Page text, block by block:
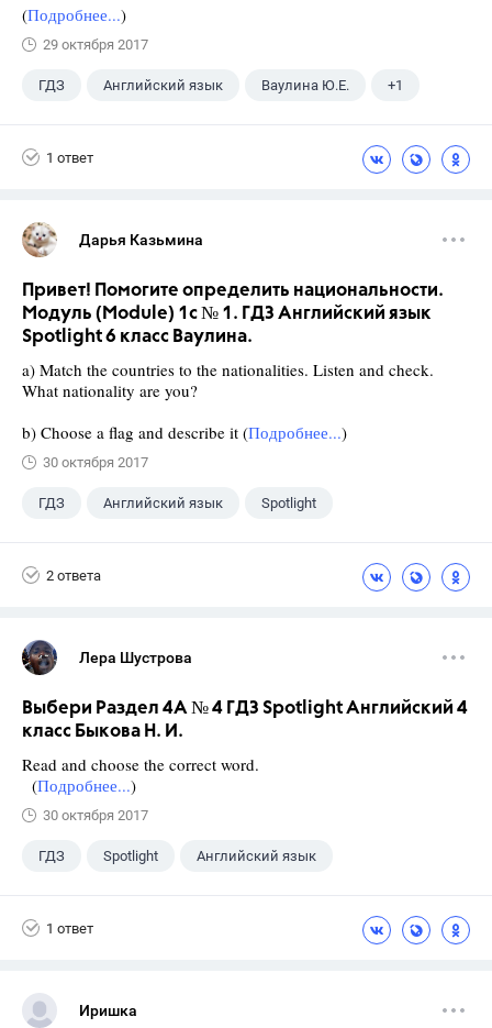
(Подробнее...)
29 октября 2017
ГДЗ Английский язык Ваулина Ю.Е. +1
1 ответ
Дарья Казьмина
Привет! Помогите определить национальности.
Модуль (Module) 1c № 1. ГДЗ Английский язык
Spotlight 6 класс Ваулина.
a) Match the countries to the nationalities. Listen and check.
What nationality are you?
b) Choose a flag and describe it (Подробнее...)
30 октября 2017
ГДЗ Английский язык Spotlight
2 ответа
Лера Шустрова
Выбери Раздел 4A № 4 ГДЗ Spotlight Английский 4
класс Быкова Н. И.
Read and choose the correct word.
(Подробнее...)
30 октября 2017
ГДЗ Spotlight Английский язык
1 ответ
Иришка